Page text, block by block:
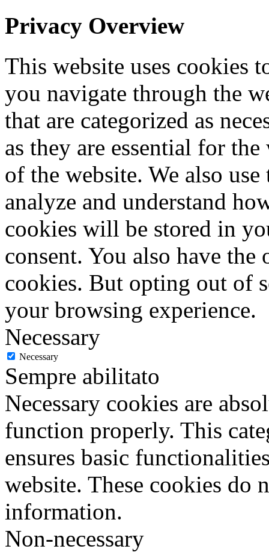
Privacy Overview
This website uses cookies
you navigate through the
that are categorized as
as they are essential for
of the website. We also
analyze and understand
cookies will be stored in
consent. You also have
cookies. But opting out of
your browsing experience.
Necessary
Necessary
Sempre abilitato
Necessary cookies are
function properly. This
ensures basic
website. These cookies do
information.
Non-necessary